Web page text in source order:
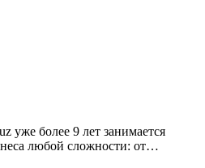
уже более 9 лет занимается
любой сложности: от…